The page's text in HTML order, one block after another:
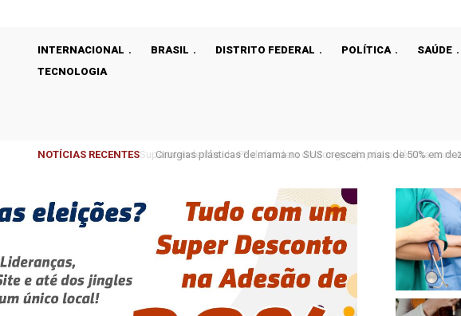
INTERNACIONAL BRASIL DISTRITO FEDERAL POLÍTICA SAÚDE
TECNOLOGIA
NOTÍCIAS RECENTES Cirurgias plásticas de mama no SUS crescem mais de 50% em